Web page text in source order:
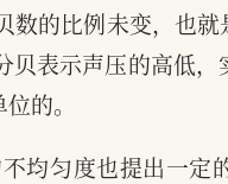
的比例未变，也
贝表示声压的高低
的。
均匀度也提出一定